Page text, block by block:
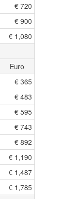
€ 720
€ 900
€ 1,080
Euro
€ 365
€ 483
€ 595
€ 743
€ 892
€ 1,190
€ 1,487
€ 1,785